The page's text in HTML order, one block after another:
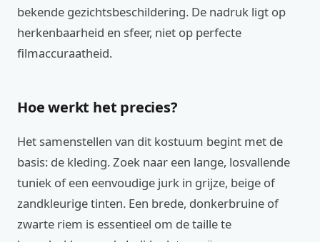
bekende gezichtsbeschildering. De nadruk ligt op
herkenbaarheid en sfeer, niet op perfecte
filmaccuraatheid.
Hoe werkt het precies?
Het samenstellen van dit kostuum begint met de
basis: de kleding. Zoek naar een lange, losvallende
tuniek of een eenvoudige jurk in grijze, beige of
zandkleurige tinten. Een brede, donkerbruine of
zwarte riem is essentieel om de taille te